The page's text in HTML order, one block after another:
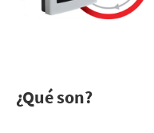
¿Qué son?